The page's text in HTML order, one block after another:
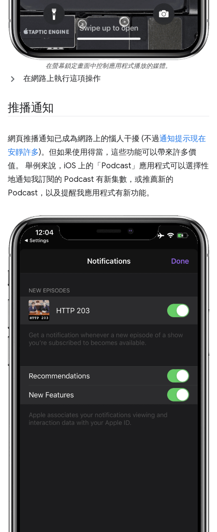
在螢幕鎖定畫面中控制應用程式播放的媒體。
在網路上執行這項操作
推播通知
網頁推播通知已成為網路上的惱人干擾 (不過通知提示現在
安靜許多)。但如果使用得當，這些功能可以帶來許多價
值。 舉例來說，iOS 上的「Podcast」應用程式可以選擇性
地通知我訂閱的 Podcast 有新集數，或推薦新的
Podcast，以及提醒我應用程式有新功能。